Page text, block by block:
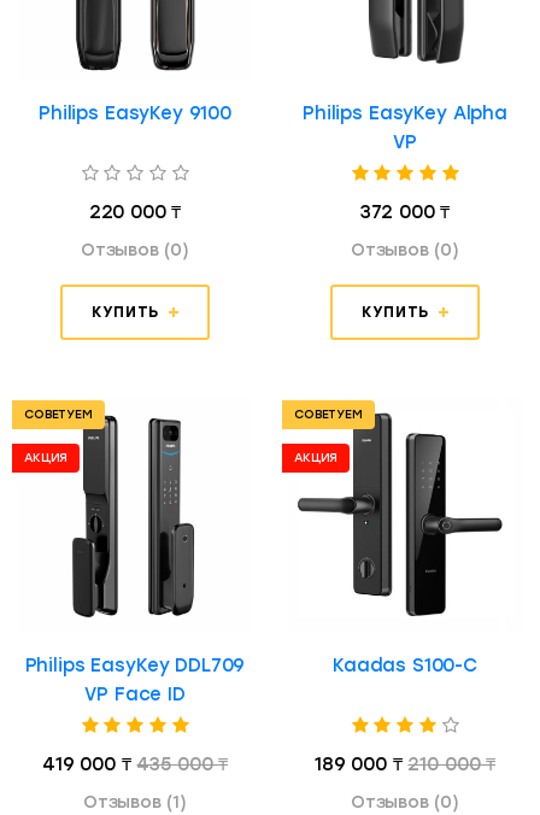
Philips EasyKey 9100
220 000 ₸
Отзывов (0)
КУПИТЬ
Philips EasyKey Alpha
VP
372 000 ₸
Отзывов (0)
КУПИТЬ
СОВЕТУЕМ
АКЦИЯ
Philips EasyKey DDL709
VP Face ID
419 000 ₸435 000 ₸
Отзывов (1)
СОВЕТУЕМ
АКЦИЯ
Kaadas S100-C
189 000 ₸210 000 ₸
Отзывов (0)